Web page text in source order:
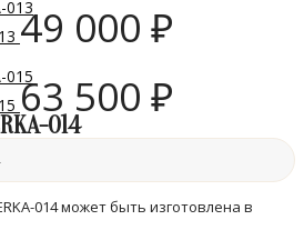
49 000 ₽
63 500 ₽
014
014 может быть изготовлена в